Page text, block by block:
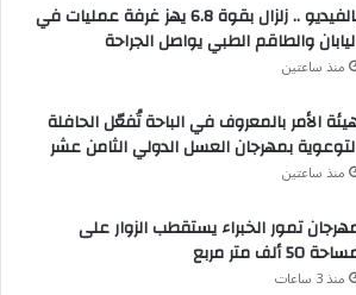
بالفيديو .. زلزال بقوة 6.8 يهز غرفة عمليات في
والطاقم الطبي يواصل الجراحة
منذ ساعتين
الأمر بالمعروف في الباحة تُفعّل الحافلة
بمهرجان العسل الدولي الثامن عشر
منذ ساعتين
تمور الخبراء يستقطب الزوار على
50 ألف متر مربع
منذ 3 ساعات